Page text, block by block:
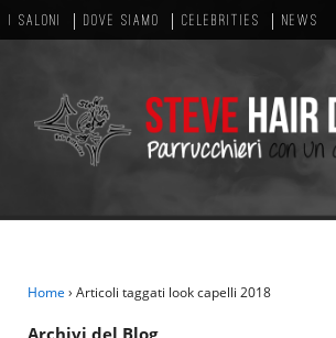
I SALONI DOVE SIAMO CELEBRITIES NEWS
Home › Articoli taggati look capelli 2018